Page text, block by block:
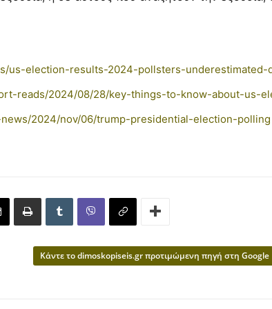
us-election-results-2024-pollsters-
reads/2024/08/28/key-things-to-know-about-us-
2024/nov/06/trump-presidential-election-polling
Κάντε το dimoskopiseis.gr προτιμώμενη πηγή στη Google